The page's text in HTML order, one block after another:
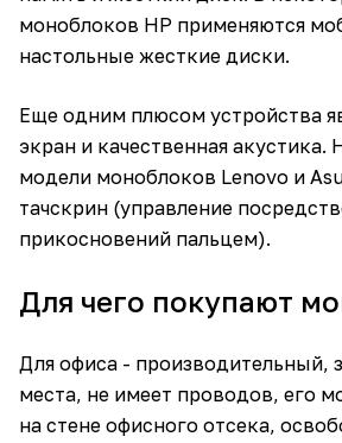
моноблоков HP применяются
настольные жесткие диски.
Еще одним плюсом устройства
экран и качественная акустика.
модели моноблоков Lenovo и
тачскрин (управление
прикосновений пальцем).
Для чего покупают
Для офиса - производительный,
места, не имеет проводов, его
на стене офисного отсека,